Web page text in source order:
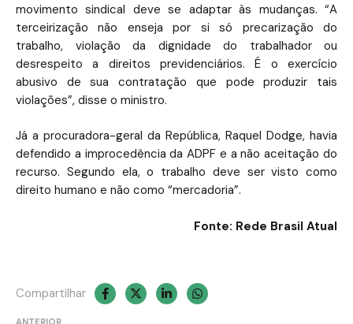
movimento sindical deve se adaptar às mudanças. “A
terceirização não enseja por si só precarização do
trabalho, violação da dignidade do trabalhador ou
desrespeito a direitos previdenciários. É o exercício
abusivo de sua contratação que pode produzir tais
violações”, disse o ministro.
Já a procuradora-geral da República, Raquel Dodge, havia
defendido a improcedência da ADPF e a não aceitação do
recurso. Segundo ela, o trabalho deve ser visto como
direito humano e não como “mercadoria”.
Fonte: Rede Brasil Atual
Compartilhar
ANTERIOR